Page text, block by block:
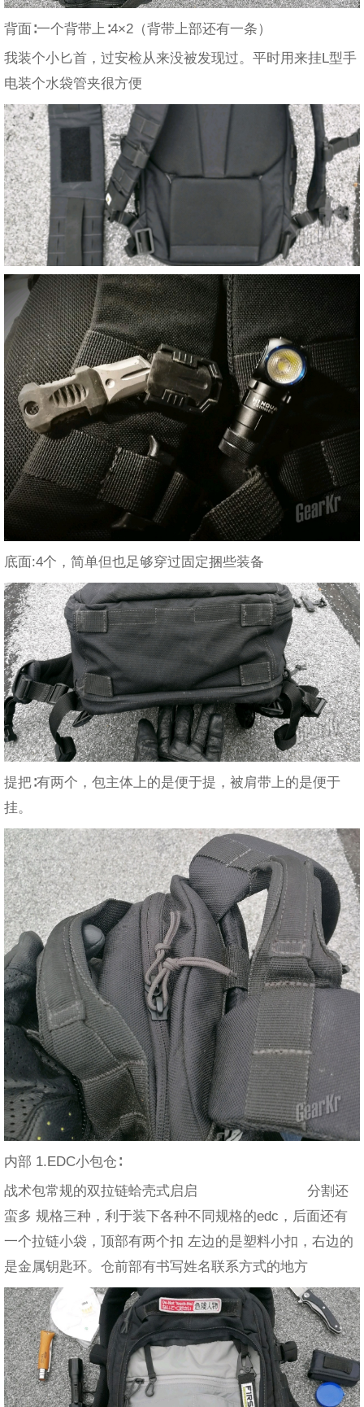
背面∶一个背带上∶4×2（背带上部还有一条）
我装个小匕首，过安检从来没被发现过。平时用来挂L型手
电装个水袋管夹很方便
底面:4个，简单但也足够穿过固定捆些装备
提把∶有两个，包主体上的是便于提，被肩带上的是便于
挂。
内部 1.EDC小包仓∶
战术包常规的双拉链蛤壳式启启 分割还
蛮多 规格三种，利于装下各种不同规格的edc，后面还有
一个拉链小袋，顶部有两个扣 左边的是塑料小扣，右边的
是金属钥匙环。仓前部有书写姓名联系方式的地方